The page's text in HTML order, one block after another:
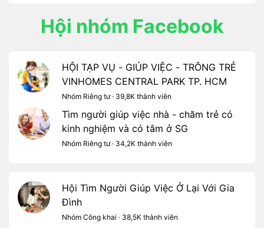
Hội nhóm Facebook
HỘI TẠP VỤ - GIÚP VIỆC - TRÔNG TRẺ
VINHOMES CENTRAL PARK TP. HCM
Nhóm Riêng tư · 39,8K thành viên
Tìm người giúp việc nhà - chăm trẻ có
kinh nghiệm và có tâm ở SG
Nhóm Riêng tư · 34,2K thành viên
Hội Tìm Người Giúp Việc Ở Lại Với Gia
Đình
Nhóm Công khai · 38,5K thành viên